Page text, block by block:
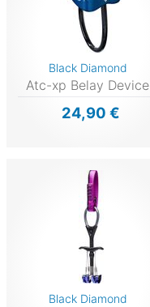
Black Diamond
Atc-xp Belay Device
24,90 €
Black Diamond